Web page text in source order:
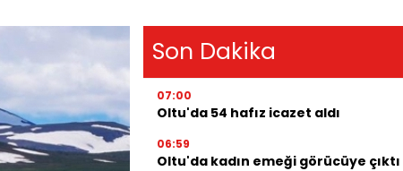
Son Dakika
07:00
Oltu'da 54 hafız icazet aldı
06:59
Oltu'da kadın emeği görücüye çıktı